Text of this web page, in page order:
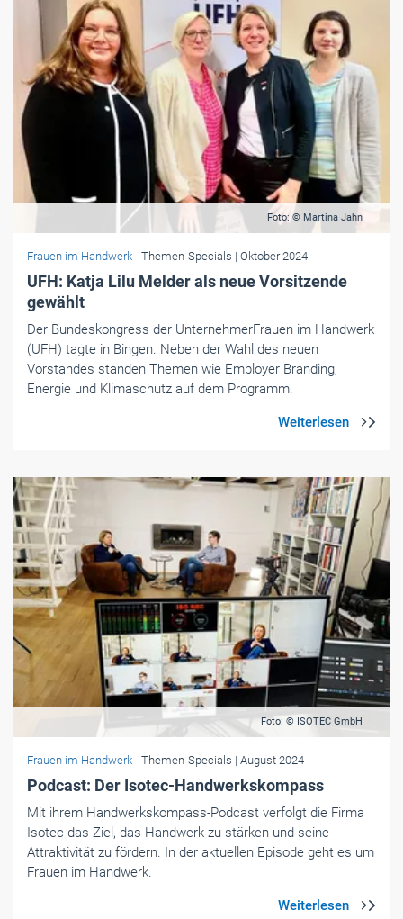
Foto: © Martina Jahn
Frauen im Handwerk - Themen-Specials | Oktober 2024
UFH: Katja Lilu Melder als neue Vorsitzende
gewählt
Der Bundeskongress der UnternehmerFrauen im Handwerk
(UFH) tagte in Bingen. Neben der Wahl des neuen
Vorstandes standen Themen wie Employer Branding,
Energie und Klimaschutz auf dem Programm.
Foto: © ISOTEC GmbH
Frauen im Handwerk - Themen-Specials | August 2024
Podcast: Der Isotec-Handwerkskompass
Mit ihrem Handwerkskompass-Podcast verfolgt die Firma
Isotec das Ziel, das Handwerk zu stärken und seine
Attraktivität zu fördern. In der aktuellen Episode geht es um
Frauen im Handwerk.